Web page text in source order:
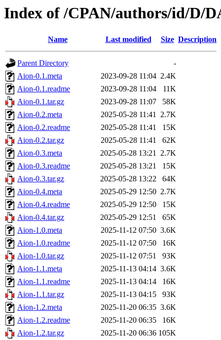
Index of /CPAN/authors/id/D/
Name Last modified Size Description
Parent Directory
-
Aion-0.1.meta
2023-09-28 11:04 2.4K
Aion-0.1.readme
2023-09-28 11:04
11K
Aion-0.1.tar.gz
2023-09-28 11:07
58K
Aion-0.2.meta
2025-05-28 11:41 2.7K
Aion-0.2.readme
2025-05-28 11:41
15K
Aion-0.2.tar.gz
2025-05-28 11:41
62K
Aion-0.3.meta
2025-05-28 13:21 2.7K
Aion-0.3.readme
2025-05-28 13:21
15K
Aion-0.3.tar.gz
2025-05-28 13:22
64K
Aion-0.4.meta
2025-05-29 12:50 2.7K
Aion-0.4.readme
2025-05-29 12:50
15K
Aion-0.4.tar.gz
2025-05-29 12:51
65K
Aion-1.0.meta
2025-11-12 07:50 3.6K
Aion-1.0.readme
2025-11-12 07:50
16K
Aion-1.0.tar.gz
2025-11-12 07:51
93K
Aion-1.1.meta
2025-11-13 04:14 3.6K
Aion-1.1.readme
2025-11-13 04:14
16K
Aion-1.1.tar.gz
2025-11-13 04:15
93K
Aion-1.2.meta
2025-11-20 06:35 3.6K
Aion-1.2.readme
2025-11-20 06:35
16K
Aion-1.2.tar.gz
2025-11-20 06:36 105K